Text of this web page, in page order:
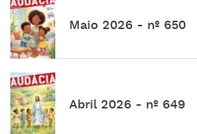
Maio 2026 - nº 650
Abril 2026 - nº 649